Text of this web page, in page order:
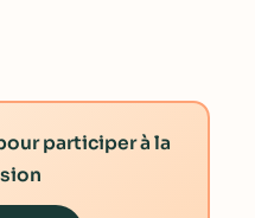
participer à la